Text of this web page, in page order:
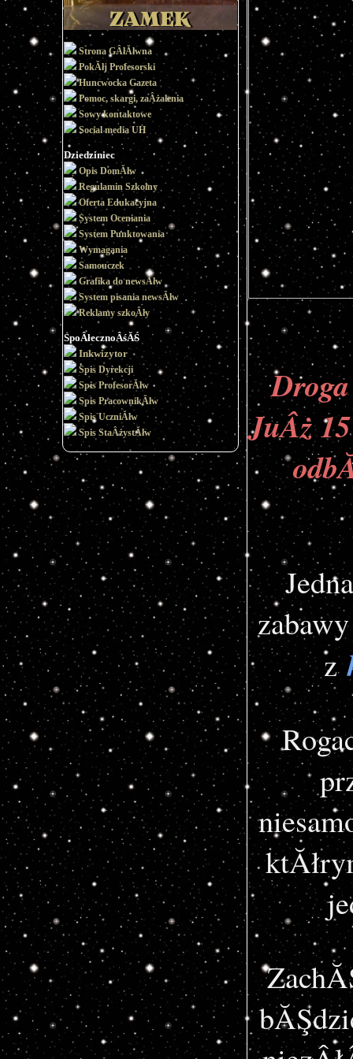
Strona GÂłĂłwna
PokĂłj Profesorski
Huncwocka Gazeta
Pomoc, skargi, zaÂżalenia
Sowy kontaktowe
Social media UH
Dziedziniec
Opis DomĂłw
Regulamin Szkolny
Oferta Edukacyjna
System Oceniania
System Punktowania
Wymagania
Samouczek
Grafika do newsĂłw
System pisania newsĂłw
Reklamy szkoÂły
SpoÂłecznoÂśĂŚ
Inkwizytor
Spis Dyrekcji
Spis ProfesorĂłw
Spis PracownikĂłw
Spis UczniĂłw
Spis StaÂżystĂłw
JuÂż
z